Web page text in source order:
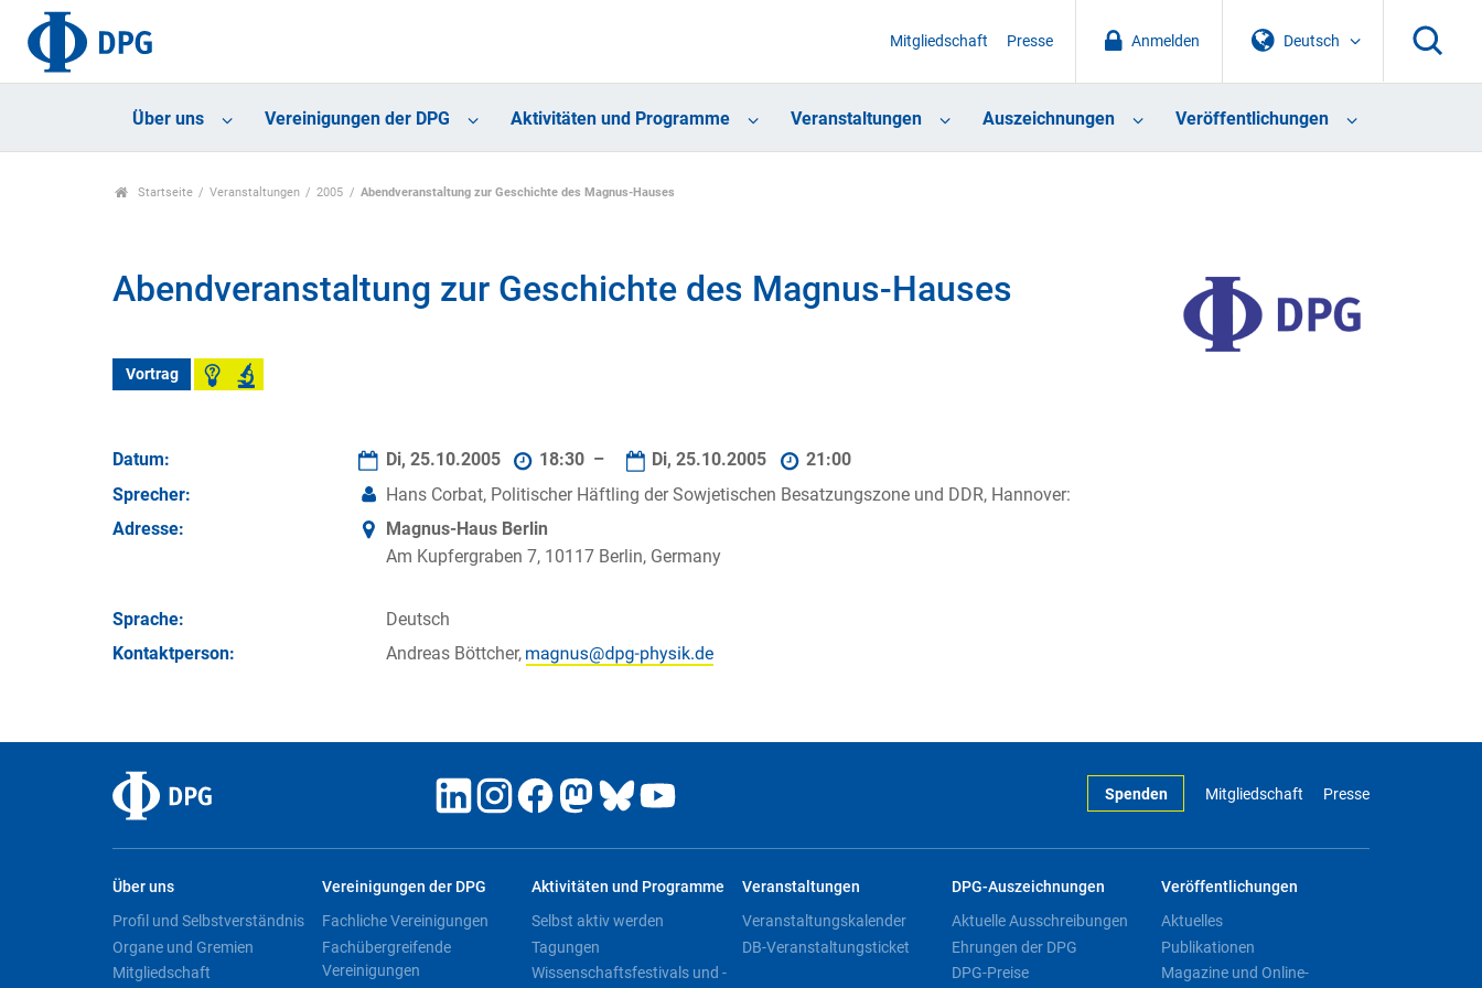
Deutsch
Anmelden
Mitgliedschaft Presse
Über uns Vereinigungen der DPG Aktivitäten und Programme Veranstaltungen Auszeichnungen Veröffentlichungen
Startseite Veranstaltungen 2005 Abendveranstaltung zur Geschichte des Magnus-Hauses
Abendveranstaltung zur Geschichte des Magnus-Hauses
Vortrag
Datum: Di, 25.10.2005 18:30 – Di, 25.10.2005
21:00
Sprecher:
Hans Corbat, Politischer Häftling der Sowjetischen Besatzungszone und DDR, Hannover:
Adresse:
Magnus-Haus Berlin
Am Kupfergraben 7, 10117 Berlin, Germany
Sprache:
Deutsch
Kontakt­person:
Andreas Böttcher,
Spenden Mitgliedschaft Presse
Über uns
Profil und Selbstverständnis
Organe und Gremien
Mitgliedschaft
Vereinigungen der DPG
Fachliche Vereinigungen
Fachübergreifende
Vereinigungen
Aktivitäten und Programme
Selbst aktiv werden
Tagungen
Wissenschaftsfestivals und -
Veranstaltungen
Veranstaltungskalender
DB-Veranstaltungsticket
DPG-Auszeichnungen
Aktuelle Ausschreibungen
Ehrungen der DPG
DPG-Preise
Veröffentlichungen
Aktuelles
Publikationen
Magazine und Online-